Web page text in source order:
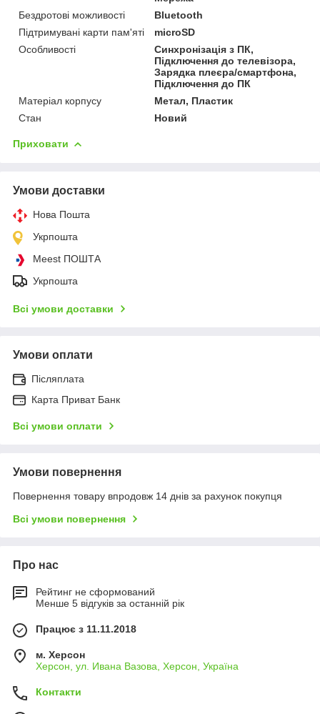
Бездротові можливості
Bluetooth
Підтримувані карти пам'яті
microSD
Особливості
Синхронізація з ПК,
Підключення до телевізора,
Зарядка плеєра/смартфона,
Підключення до ПК
Матеріал корпусу
Метал, Пластик
Стан
Новий
Приховати
Умови доставки
Нова Пошта
Укрпошта
Meest ПОШТА
Укрпошта
Всі умови доставки
Умови оплати
Післяплата
Карта Приват Банк
Всі умови оплати
Умови повернення
Повернення товару впродовж 14 днів за рахунок покупця
Всі умови повернення
Про нас
Рейтинг не сформований
Менше 5 відгуків за останній рік
Працює з 11.11.2018
м. Херсон
Херсон, ул. Ивана Вазова, Херсон, Україна
Контакти